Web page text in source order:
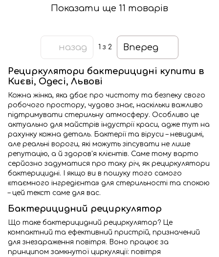
Показати ще 11 товарів
назад 1 з 2 Вперед
Рециркулятори бактерицидні купити в
Києві, Одесі, Львові
Кожна жінка, яка дбає про чистоту та безпеку свого
робочого простору, чудово знає, наскільки важливо
підтримувати стерильну атмосферу. Особливо це
актуально для майстрів індустрії краси, адже тут на
рахунку кожна деталь. Бактерії та віруси – невидимі,
але реальні вороги, які можуть зіпсувати не лише
репутацію, а й здоров'я клієнтів. Саме тому варто
серйозно задуматися про таку річ, як рециркулятори
бактерицидні. І якщо ви в пошуку того самого
«таємного інгредієнта» для стерильності та спокою
– цей текст саме для вас.
Бактерицидний рециркулятор
Що таке бактерицидний рециркулятор? Це
компактний та ефективний пристрій, призначений
для знезараження повітря. Воно працює за
принципом замкнутої циркуляції: повітря